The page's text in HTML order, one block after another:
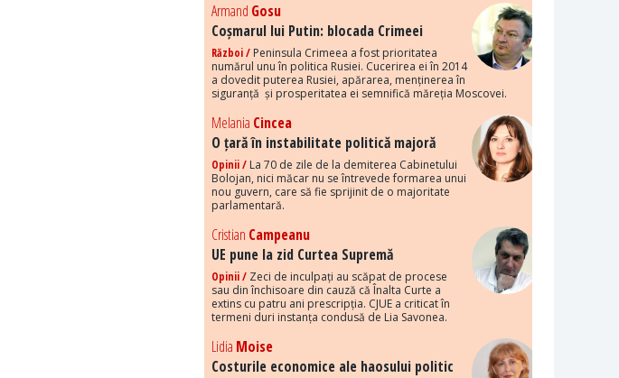
Armand Gosu
Coșmarul lui Putin: blocada Crimeei
Război / Peninsula Crimeea a fost prioritatea
numărul unu în politica Rusiei. Cucerirea ei în 2014
a dovedit puterea Rusiei, apărarea, menținerea în
siguranță și prosperitatea ei semnifică măreția Moscovei.
Melania Cincea
O țară în instabilitate politică majoră
Opinii / La 70 de zile de la demiterea Cabinetului
Bolojan, nici măcar nu se întrevede formarea unui
nou guvern, care să fie sprijinit de o majoritate
parlamentară.
Cristian Campeanu
UE pune la zid Curtea Supremă
Opinii / Zeci de inculpați au scăpat de procese
sau din închisoare din cauză că Înalta Curte a
extins cu patru ani prescripția. CJUE a criticat în
termeni duri instanța condusă de Lia Savonea.
Lidia Moise
Costurile economice ale haosului politic